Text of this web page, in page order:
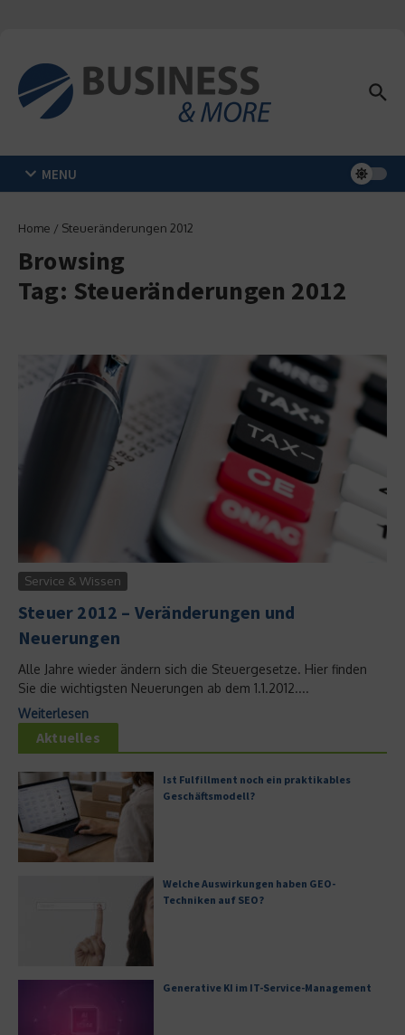
MENU
Home / Steueränderungen 2012
Browsing
Tag: Steueränderungen 2012
Service & Wissen
Steuer 2012 – Veränderungen und
Neuerungen
Alle Jahre wieder ändern sich die Steuergesetze. Hier finden
Sie die wichtigsten Neuerungen ab dem 1.1.2012....
Weiterlesen
Aktuelles
Ist Fulfillment noch ein praktikables
Geschäftsmodell?
Welche Auswirkungen haben GEO-
Techniken auf SEO?
Generative KI im IT-Service-Management